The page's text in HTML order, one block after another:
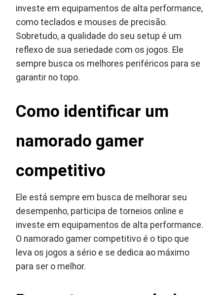
investe em equipamentos de alta performance,
como teclados e mouses de precisão.
Sobretudo, a qualidade do seu setup é um
reflexo de sua seriedade com os jogos. Ele
sempre busca os melhores periféricos para se
garantir no topo.
Como identificar um
namorado gamer
competitivo
Ele está sempre em busca de melhorar seu
desempenho, participa de torneios online e
investe em equipamentos de alta performance.
O namorado gamer competitivo é o tipo que
leva os jogos a sério e se dedica ao máximo
para ser o melhor.